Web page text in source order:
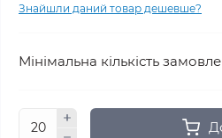
Знайшли даний товар дешевше?
Мінімальна кількість